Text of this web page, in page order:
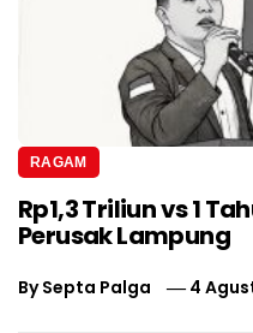
RAGAM
Rp1,3 Triliun vs 1
Perusak Lampung
BySepta Palga 4